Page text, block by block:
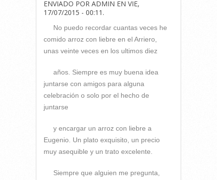
ENVIADO POR ADMIN EN VIE,
17/07/2015 - 00:11 .
No puedo recordar cuantas veces he
comido arroz con liebre en el Arriero,
unas veinte veces en los ultimos diez
años. Siempre es muy buena idea
juntarse con amigos para alguna
celebración o solo por el hecho de
juntarse
y encargar un arroz con liebre a
Eugenio. Un plato exquisito, un precio
muy asequible y un trato excelente.
Siempre que alguien me pregunta,